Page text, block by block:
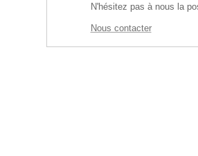
N'hésitez pas à nous la
Nous contacter